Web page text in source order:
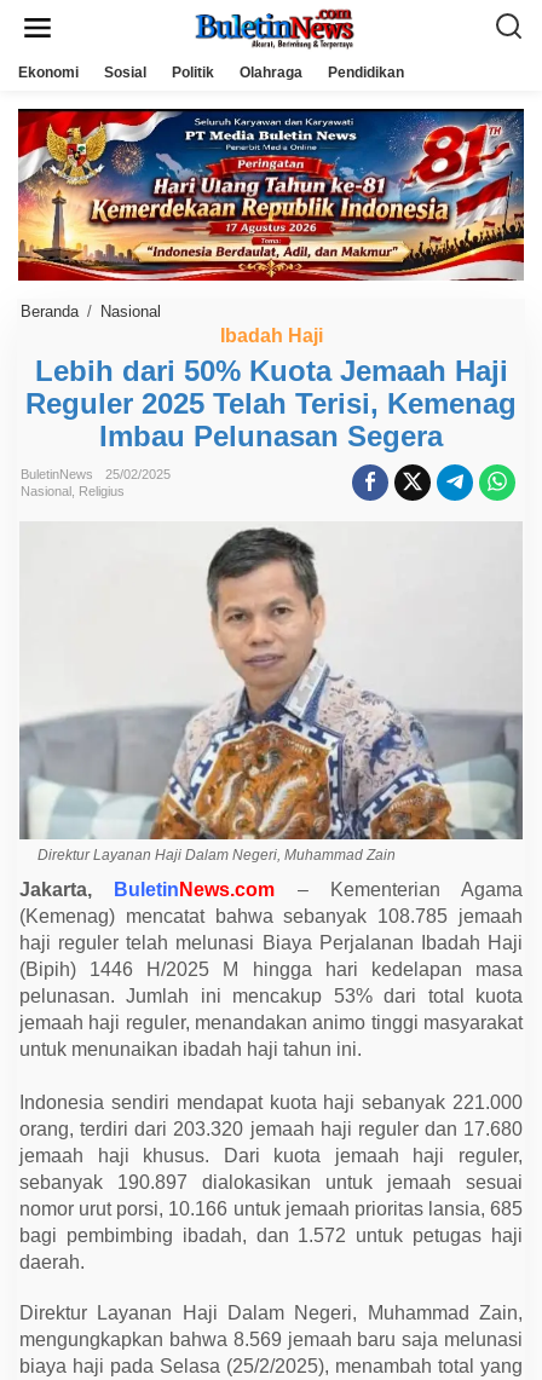
Ekonomi Sosial Politik Olahraga Pendidikan
Beranda / Nasional
i
h
d
a
r
5
h
R
e
g
u
e
r
2
0
2
5
T
e
a
T
e
r
s
i
K
e
a
I
m
Ibadah Haji
Lebih dari 50% Kuota Jemaah Haji
Reguler 2025 Telah Terisi, Kemenag
Imbau Pelunasan Segera
BuletinNews
25/02/2025
Nasional Religius
Direktur Layanan Haji Dalam Negeri, Muhammad Zain
Jakarta, Buletin News.com – Kementerian Agama
(Kemenag) mencatat bahwa sebanyak 108.785 jemaah
haji reguler telah melunasi Biaya Perjalanan Ibadah Haji
(Bipih) 1446 H/2025 M hingga hari kedelapan masa
pelunasan. Jumlah ini mencakup 53% dari total kuota
jemaah haji reguler, menandakan animo tinggi masyarakat
untuk menunaikan ibadah haji tahun ini.
Indonesia sendiri mendapat kuota haji sebanyak 221.000
orang, terdiri dari 203.320 jemaah haji reguler dan 17.680
jemaah haji khusus. Dari kuota jemaah haji reguler,
sebanyak 190.897 dialokasikan untuk jemaah sesuai
nomor urut porsi, 10.166 untuk jemaah prioritas lansia, 685
bagi pembimbing ibadah, dan 1.572 untuk petugas haji
daerah.
Direktur Layanan Haji Dalam Negeri, Muhammad Zain,
mengungkapkan bahwa 8.569 jemaah baru saja melunasi
biaya haji pada Selasa (25/2/2025), menambah total yang